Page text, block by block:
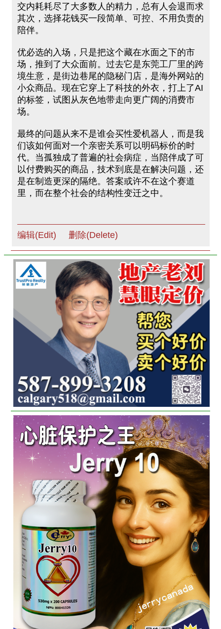
交内耗耗尽了大多数人的精力，总有人会退而求
其次，选择花钱买一段简单、可控、不用负责的
陪伴。
优必选的入场，只是把这个藏在水面之下的市
场，推到了大众面前。过去它是东莞工厂里的跨
境生意，是街边巷尾的隐秘门店，是海外网站的
小众商品。现在它穿上了科技的外衣，打上了AI
的标签，试图从灰色地带走向更广阔的消费市
场。
最终的问题从来不是谁会买性爱机器人，而是我
们该如何面对一个亲密关系可以明码标价的时
代。当孤独成了普遍的社会病症，当陪伴成了可
以付费购买的商品，技术到底是在解决问题，还
是在制造更深的隔绝。答案或许不在这个赛道
里，而在整个社会的结构性变迁之中。
编辑(Edit) 删除(Delete)